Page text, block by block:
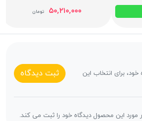
۵۰,۲۱۰,۰۰۰ تومان
خود، برای انتخاب این
ثبت دیدگاه
مورد این محصول دیدگاه خود را ثبت می کند.